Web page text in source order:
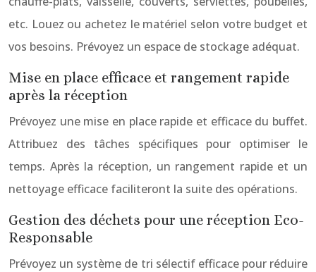
etc. Louez ou achetez le matériel selon votre budget et
vos besoins. Prévoyez un espace de stockage adéquat.
Mise en place efficace et rangement rapide
après la réception
Prévoyez une mise en place rapide et efficace du buffet.
Attribuez des tâches spécifiques pour optimiser le
temps. Après la réception, un rangement rapide et un
nettoyage efficace faciliteront la suite des opérations.
Gestion des déchets pour une réception Eco-
Responsable
Prévoyez un système de tri sélectif efficace pour réduire